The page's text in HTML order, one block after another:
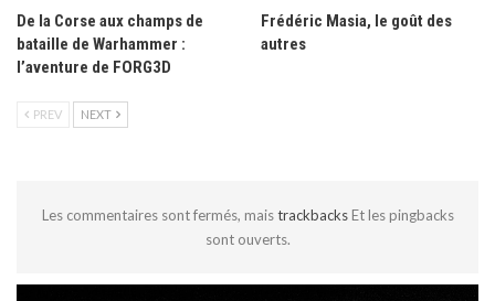
De la Corse aux champs de
bataille de Warhammer :
l’aventure de FORG3D
Frédéric Masia, le goût des
autres
PREV NEXT
Les commentaires sont fermés, maistrackbacks Et les pingbacks
sont ouverts.